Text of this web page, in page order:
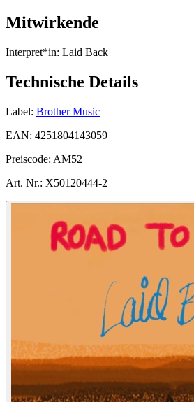
Mitwirkende
Interpret*in: Laid Back
Technische Details
Label: Brother Music
EAN: 4251804143059
Preiscode: AM52
Art. Nr.: X50120444-2